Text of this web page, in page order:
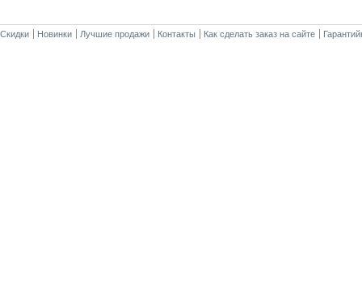
Скидки Новинки Лучшие продажи Контакты Как сделать заказ на сайте